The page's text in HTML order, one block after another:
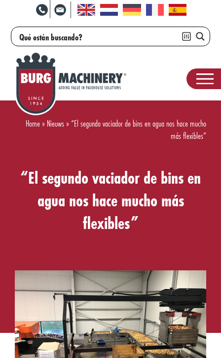
Home» Nieuws» “El segundo vaciador de bins en agua nos hace mucho
más flexibles”
“El segundo vaciador de bins en
agua nos hace mucho más
flexibles”